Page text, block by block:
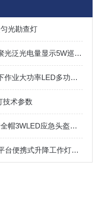
光勘查灯
GS6123多功能强光电筒LED聚光泛光电量显示5W巡检手电筒
JW7211大功率强光手电筒水下作业大功率LED多功能防水工作灯10W
技术参数
水域救援抢险头盔水上运动安全帽3WLED应急头盔头灯侧灯
FW6119多功能移动照明系统平台便携式升降工作灯防汛应急移动灯